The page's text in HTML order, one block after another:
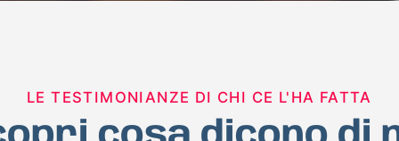
LE TESTIMONIANZE DI CHI CE L'HA FATTA